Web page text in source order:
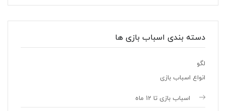
دسته بندی اسباب بازی ها
لگو
انواع اسباب بازی
اسباب بازی تا 12 ماه